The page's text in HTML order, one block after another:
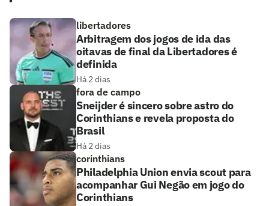
libertadores
Arbitragem dos jogos de ida das
oitavas de final da Libertadores é
definida
Há 2 dias
fora de campo
Sneijder é sincero sobre astro do
Corinthians e revela proposta do
Brasil
Há 2 dias
corinthians
Philadelphia Union envia scout para
acompanhar Gui Negão em jogo do
Corinthians